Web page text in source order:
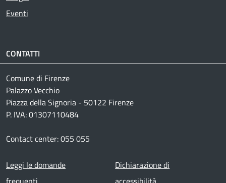
Eventi
CONTATTI
Comune di Firenze
Palazzo Vecchio
Piazza della Signoria - 50122 Firenze
P. IVA: 01307110484
Contact center: 055 055
Footer menu
Leggi le domande
Dichiarazione di